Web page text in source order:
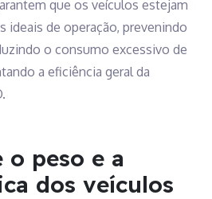
que os veículos estejam
ideais de operação, prevenindo
o consumo excessivo de
a eficiência geral da
o peso e a
dos veículos